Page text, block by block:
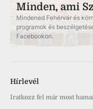
Minden, ami
Mindened Fehérvár és
programok és
Facebookon.
Hírlevél
Iratkozz fel már most